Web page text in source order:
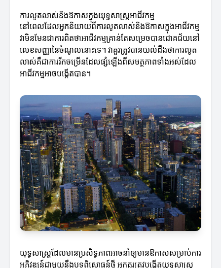
ការលូតលាស់និងឱកាសក្នុងយុទ្ធសាស្ត្រអាជីវកម្ម
នៅពេលដែលអ្នកនិយាយពីការលូតលាស់និងឱកាសក្នុងអាជីវកម្ម
វាមិនមែនជាការពិតថាអាជីវកម្មគ្រាន់តែសម្រេចបានជោគជ័យនៅ
លេខសញ្ញានៃចំណូលនោះទេ។ វាគួរត្រូវបានយល់ដឹងថាការលូត
លាស់គឺជាការរីកចម្រើនដែលផ្សំឡើងពីសមត្ថភាពទាំងអស់ដែល
អាជីវកម្មអាចបង្កើតបាន។
យុទ្ធសាស្ត្រដែលមានប្រសិទ្ធភាពអាចនាំឲ្យមានឱកាសសម្រាប់ការ
អភិវឌ្ឍន៍ជាមួយនឹងបទពិសោធន៍ថ្មី អ្នកគួរត្រូវបង្កើតយុទ្ធសាស្ត្រ